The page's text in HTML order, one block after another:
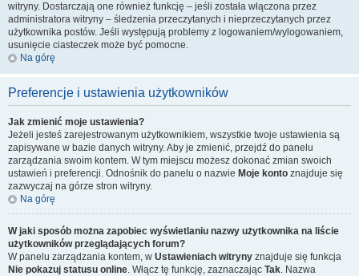
witryny. Dostarczają one również funkcję – jeśli została włączona przez
administratora witryny – śledzenia przeczytanych i nieprzeczytanych przez
użytkownika postów. Jeśli występują problemy z logowaniem/wylogowaniem,
usunięcie ciasteczek może być pomocne.
Na górę
Preferencje i ustawienia użytkowników
Jak zmienić moje ustawienia?
Jeżeli jesteś zarejestrowanym użytkownikiem, wszystkie twoje ustawienia są
zapisywane w bazie danych witryny. Aby je zmienić, przejdź do panelu
zarządzania swoim kontem. W tym miejscu możesz dokonać zmian swoich
ustawień i preferencji. Odnośnik do panelu o nazwie Moje konto znajduje się
zazwyczaj na górze stron witryny.
Na górę
W jaki sposób można zapobiec wyświetlaniu nazwy użytkownika na liście
użytkowników przeglądających forum?
W panelu zarządzania kontem, w Ustawieniach witryny znajduje się funkcja
Nie pokazuj statusu online. Włącz tę funkcję, zaznaczając Tak. Nazwa